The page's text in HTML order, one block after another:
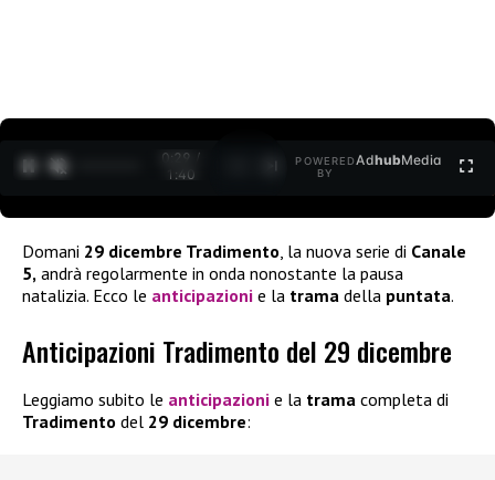
0:30 /
1:40
POWERED
BY
AdhubMedia
Domani 29 dicembre Tradimento , la nuova serie di Canale
5, andrà regolarmente in onda nonostante la pausa
natalizia. Ecco le anticipazioni e la trama della puntata.
Anticipazioni Tradimento del 29 dicembre
Leggiamo subito le anticipazioni e la trama completa di
Tradimento del 29 dicembre: